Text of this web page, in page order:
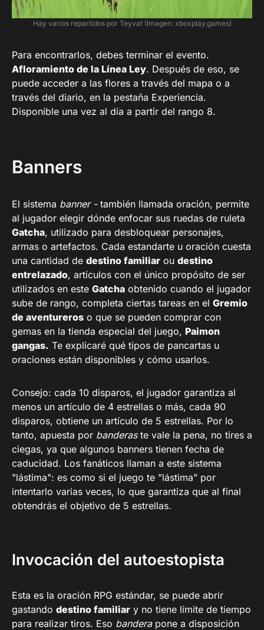
Hay varios repartidos por Teyvat (Imagen: xboxplay.games)
Para encontrarlos, debes terminar el evento.
Afloramiento de la Línea Ley. Después de eso, se
puede acceder a las flores a través del mapa o a
través del diario, en la pestaña Experiencia.
Disponible una vez al día a partir del rango 8.
Banners
El sistema banner -también llamada oración, permite
al jugador elegir dónde enfocar sus ruedas de ruleta
Gatcha, utilizado para desbloquear personajes,
armas o artefactos. Cada estandarte u oración cuesta
una cantidad de destino familiar ou destino
entrelazado, artículos con el único propósito de ser
utilizados en este Gatcha obtenido cuando el jugador
sube de rango, completa ciertas tareas en el Gremio
de aventureros o que se pueden comprar con
gemas en la tienda especial del juego, Paimon
gangas. Te explicaré qué tipos de pancartas u
oraciones están disponibles y cómo usarlos.
Consejo: cada 10 disparos, el jugador garantiza al
menos un artículo de 4 estrellas o más, cada 90
disparos, obtiene un artículo de 5 estrellas. Por lo
tanto, apuesta por banderas te vale la pena, no tires a
ciegas, ya que algunos banners tienen fecha de
caducidad. Los fanáticos llaman a este sistema
"lástima": es como si el juego te "lástima" por
intentarlo varias veces, lo que garantiza que al final
obtendrás el objetivo de 5 estrellas.
Invocación del autoestopista
Esta es la oración RPG estándar, se puede abrir
gastando destino familiar y no tiene límite de tiempo
para realizar tiros. Eso banderapone a disposición